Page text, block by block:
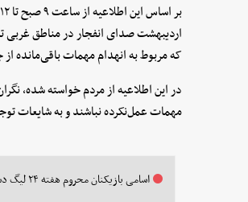
اردیبهشت صدای انفجار در مناطق غربی
که مربوط به انهدام مهمات باقی‌مانده
در این اطلاعیه از مردم خواسته شده،
مهمات عمل‌نکرده نباشند و به شایعات
اسامی بازیکنان محروم هفته ۲۴ لیگ دسته اول اعلام شد